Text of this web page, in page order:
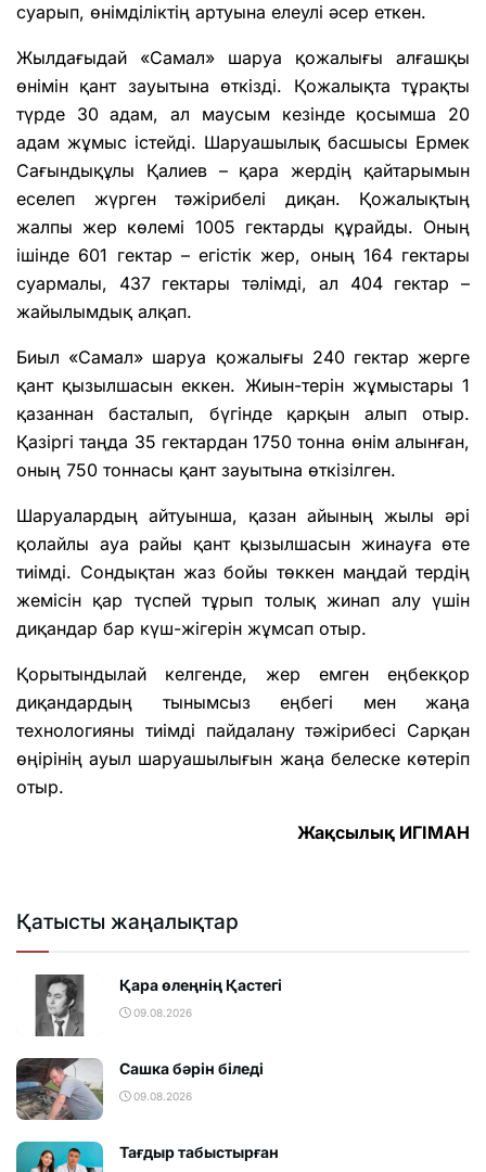
суарып, өнімділіктің артуына елеулі әсер еткен.
Жылдағыдай «Самал» шаруа қожалығы алғашқы
өнімін қант зауытына өткізді. Қожалықта тұрақты
түрде 30 адам, ал маусым кезінде қосымша 20
адам жұмыс істейді. Шаруашылық басшысы Ермек
Сағындықұлы Қалиев – қара жердің қайтарымын
еселеп жүрген тәжірибелі диқан. Қожалықтың
жалпы жер көлемі 1005 гектарды құрайды. Оның
ішінде 601 гектар – егістік жер, оның 164 гектары
суармалы, 437 гектары тәлімді, ал 404 гектар –
жайылымдық алқап.
Биыл «Самал» шаруа қожалығы 240 гектар жерге
қант қызылшасын еккен. Жиын-терін жұмыстары 1
қазаннан басталып, бүгінде қарқын алып отыр.
Қазіргі таңда 35 гектардан 1750 тонна өнім алынған,
оның 750 тоннасы қант зауытына өткізілген.
Шаруалардың айтуынша, қазан айының жылы әрі
қолайлы ауа райы қант қызылшасын жинауға өте
тиімді. Сондықтан жаз бойы төккен маңдай тердің
жемісін қар түспей тұрып толық жинап алу үшін
диқандар бар күш-жігерін жұмсап отыр.
Қорытындылай келгенде, жер емген еңбекқор
диқандардың тынымсыз еңбегі мен жаңа
технологияны тиімді пайдалану тәжірибесі Сарқан
өңірінің ауыл шаруашылығын жаңа белеске көтеріп
отыр.
Жақсылық ИГІМАН
Қатысты жаңалықтар
Қара өлеңнің Қастегі
09.08.2026
Сашка бәрін біледі
09.08.2026
Тағдыр табыстырған